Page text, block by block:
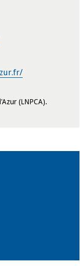
(LNPCA).